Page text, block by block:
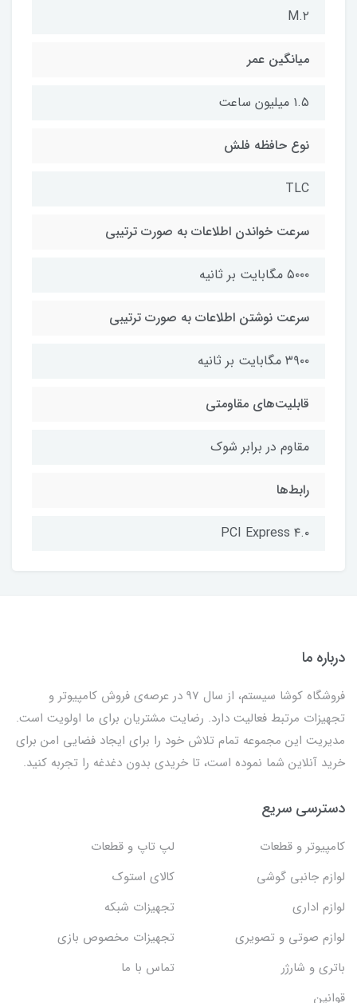
M.۲
میانگین عمر
۱.۵ میلیون ساعت
نوع حافظه فلش
TLC
سرعت خواندن اطلاعات به صورت ترتیبی
۵۰۰۰ مگابایت بر ثانیه
سرعت نوشتن اطلاعات به صورت ترتیبی
۳۹۰۰ مگابایت بر ثانیه
قابلیت‌های مقاومتی
مقاوم در برابر شوک
رابط‌ها
PCI Express ۴.۰
درباره ما
فروشگاه کوشا سیستم، از سال 97 در عرصه‌ی فروش کامپیوتر و
تجهیزات مرتبط فعالیت دارد. رضایت مشتریان برای ما اولویت است.
مدیریت این مجموعه تمام تلاش خود را برای ایجاد فضایی امن برای
خرید آنلاین شما نموده است، تا خریدی بدون دغدغه را تجربه کنید.
دسترسی سریع
کامپیوتر و قطعات
لپ تاپ و قطعات
لوازم جانبی گوشی
کالای استوک
لوازم اداری
تجهیزات شبکه
لوازم صوتی و تصویری
تجهیزات مخصوص بازی
باتری و شارژر
تماس با ما
قوانین